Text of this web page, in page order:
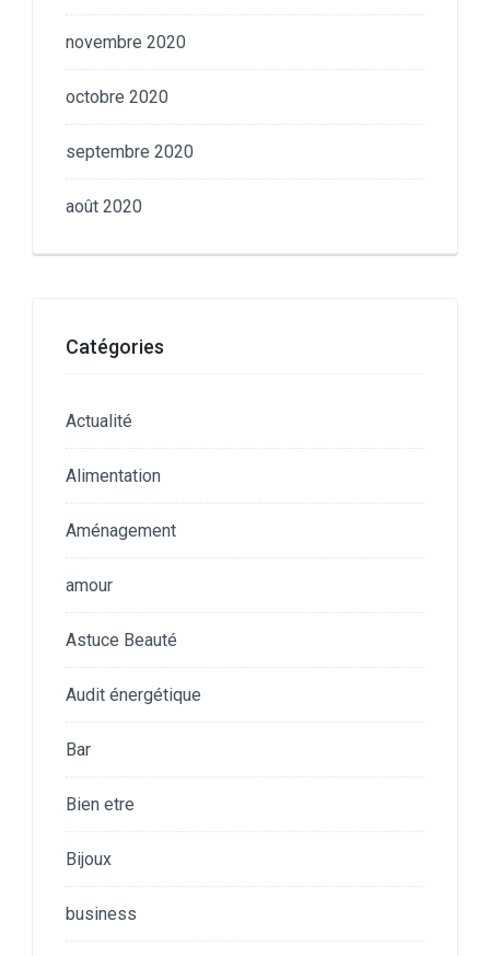
novembre 2020
octobre 2020
septembre 2020
août 2020
Catégories
Actualité
Alimentation
Aménagement
amour
Astuce Beauté
Audit énergétique
Bar
Bien etre
Bijoux
business